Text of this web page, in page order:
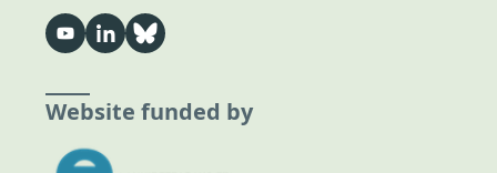
Website funded by